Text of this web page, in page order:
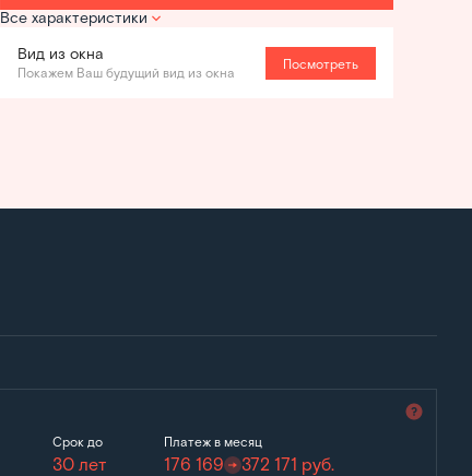
Все характеристики
Вид из окна
Покажем Ваш будущий вид из окна
Посмотреть
Срок до
30 лет
Платеж в месяц
176 169 372 171 руб.